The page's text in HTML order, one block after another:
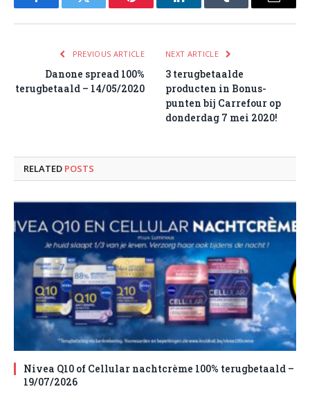
FacebookTwitter Pinterest LinkedInTumblr Email
PREVIOUS ARTICLE
Danone spread 100%
terugbetaald – 14/05/2020
NEXT ARTICLE
3 terugbetaalde
producten in Bonus-
punten bij Carrefour op
donderdag 7 mei 2020!
RELATED POSTS
Nivea Q10 of Cellular nachtcrème 100% terugbetaald –
19/07/2026